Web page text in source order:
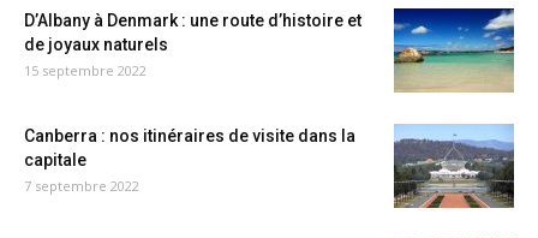
D’Albany à Denmark : une route d’histoire et
de joyaux naturels
15 septembre 2022
Canberra : nos itinéraires de visite dans la
capitale
7 septembre 2022